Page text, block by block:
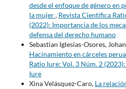
desde el enfoque de género en
la mujer, Revista Científica
(2022): Importancia de los
defensa del derecho humano
Sebastian Iglesias-Osores,
Hacinamiento en cárceles
Ratio Iure: Vol. 3 Núm. 2
Iure
Xina Velásquez-Caro, La